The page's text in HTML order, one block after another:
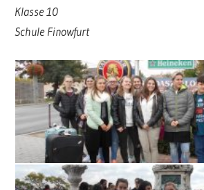
Klasse 10
Schule Finowfurt